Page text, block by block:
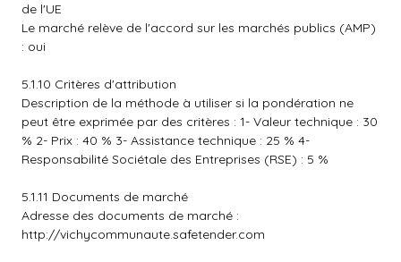
de l'UE
Le marché relève de l'accord sur les marchés publics (AMP)
: oui
5.1.10 Critères d'attribution
Description de la méthode à utiliser si la pondération ne
peut être exprimée par des critères : 1- Valeur technique : 30
% 2- Prix : 40 % 3- Assistance technique : 25 % 4-
Responsabilité Sociétale des Entreprises (RSE) : 5 %
5.1.11 Documents de marché
Adresse des documents de marché :
http://vichycommunaute.safetender.com